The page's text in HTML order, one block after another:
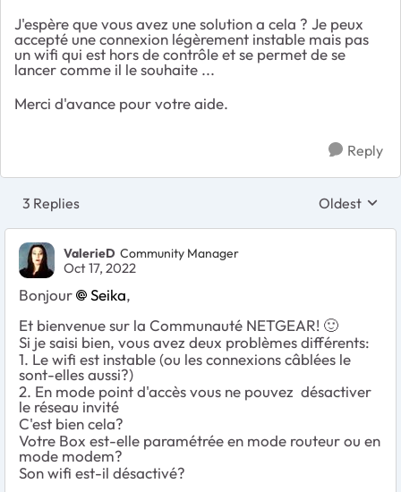
J'espère que vous avez une solution a cela ? Je peux
accepté une connexion légèrement instable mais pas
un wifi qui est hors de contrôle et se permet de se
lancer comme il le souhaite ...
Merci d'avance pour votre aide.
Reply
3 Replies Replies
Oldest
ValerieD Community Manager
Oct 17, 2022
Bonjour Seika,
Et bienvenue sur la Communauté NETGEAR! 🙂
Si je saisi bien, vous avez deux problèmes différents:
1. Le wifi est instable (ou les connexions câblées le
sont-elles aussi?)
2. En mode point d'accès vous ne pouvez désactiver
le réseau invité
C'est bien cela?
Votre Box est-elle paramétrée en mode routeur ou en
mode modem?
Son wifi est-il désactivé?